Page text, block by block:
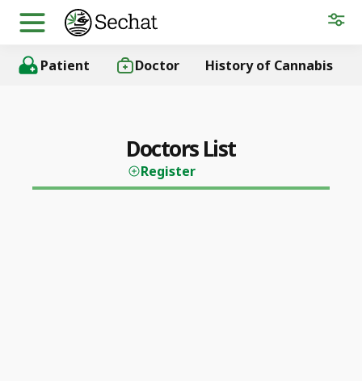
Patient Doctor History of Cannabis
Doctors List
Register